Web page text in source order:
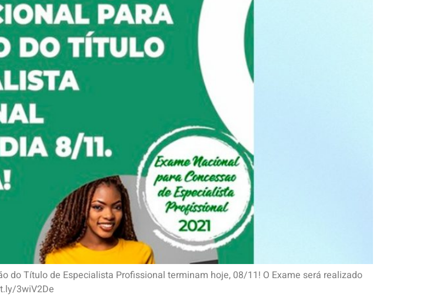
do Título de Especialista Profissional terminam hoje, 08/11! O Exame será realizado
3wiV2De